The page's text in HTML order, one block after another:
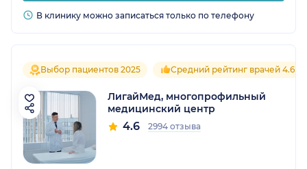
В клинику можно записаться только по телефону
Выбор пациентов 2025 Средний рейтинг врачей 4.6
ЛигайМед, многопрофильный
медицинский центр
4.6 2994 отзыва